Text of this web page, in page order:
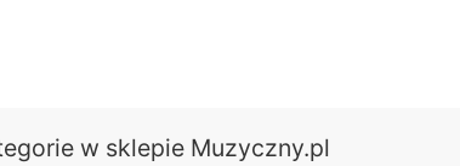
w sklepie Muzyczny.pl